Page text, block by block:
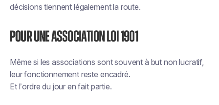
décisions tiennent légalement la route.
Pour uneassociation loi 1901
Même si les associations sont souvent à but non lucratif,
leur fonctionnement reste encadré.
Et l’ordre du jour en fait partie.